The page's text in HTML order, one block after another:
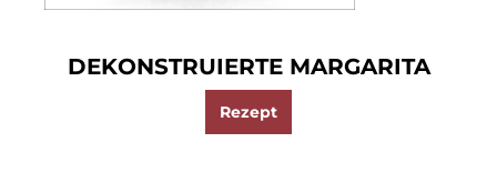
DEKONSTRUIERTE MARGARITA
Rezept